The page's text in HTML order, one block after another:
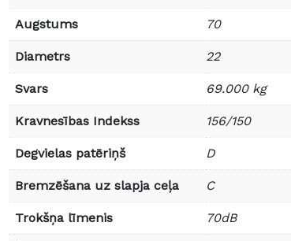
Augstums 70
Diametrs 22
Svars 69.000 kg
Kravnesības Indekss 156/150
Degvielas patēriņš D
Bremzēšana uz slapja ceļa C
Trokšņa līmenis 70dB